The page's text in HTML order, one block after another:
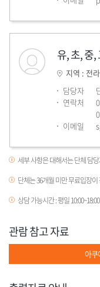
유, 초, 중
지역 : 전
담당자
연락처
이메일
세부 사항은 대해서는 단체 담
단체는 36개월 미만 무료입장
상담 가능시간 : 평일 10:00~18:00
관람 참고 자료
아쿠